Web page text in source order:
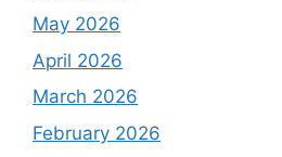
May 2026
April 2026
March 2026
February 2026